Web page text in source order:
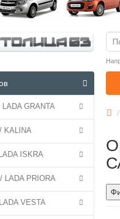
GRANTA
ISKRA
PRIORA
VESTA